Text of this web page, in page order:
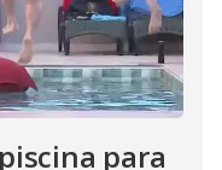
para